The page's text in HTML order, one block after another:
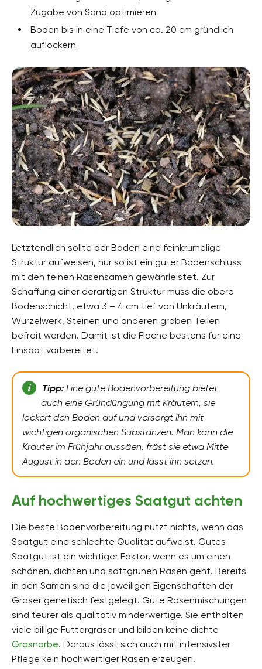
Zugabe von Sand optimieren
Boden bis in eine Tiefe von ca. 20 cm gründlich
auflockern
Letztendlich sollte der Boden eine feinkrümelige
Struktur aufweisen, nur so ist ein guter Bodenschluss
mit den feinen Rasensamen gewährleistet. Zur
Schaffung einer derartigen Struktur muss die obere
Bodenschicht, etwa 3 – 4 cm tief von Unkräutern,
Wurzelwerk, Steinen und anderen groben Teilen
befreit werden. Damit ist die Fläche bestens für eine
Einsaat vorbereitet.
Tipp: Eine gute Bodenvorbereitung bietet
auch eine Gründüngung mit Kräutern, sie
lockert den Boden auf und versorgt ihn mit
wichtigen organischen Substanzen. Man kann die
Kräuter im Frühjahr aussäen, fräst sie etwa Mitte
August in den Boden ein und lässt ihn setzen.
Auf hochwertiges Saatgut achten
Die beste Bodenvorbereitung nützt nichts, wenn das
Saatgut eine schlechte Qualität aufweist. Gutes
Saatgut ist ein wichtiger Faktor, wenn es um einen
schönen, dichten und sattgrünen Rasen geht. Bereits
in den Samen sind die jeweiligen Eigenschaften der
Gräser genetisch festgelegt. Gute Rasenmischungen
sind teurer als qualitativ minderwertige. Sie enthalten
viele billige Futtergräser und bilden keine dichte
Grasnarbe. Daraus lässt sich auch mit intensivster
Pflege kein hochwertiger Rasen erzeugen.